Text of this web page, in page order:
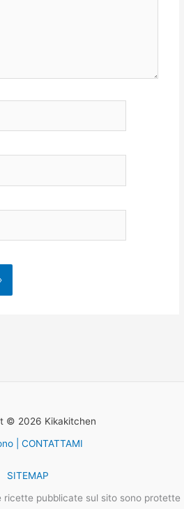
© 2026 Kikakitchen
| CONTATTAMI
SITEMAP
ricette pubblicate sul sito sono protette